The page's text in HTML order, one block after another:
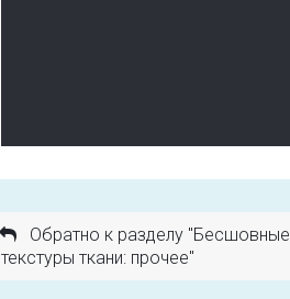
Обратно к разделу "Бесшовные
текстуры ткани: прочее"